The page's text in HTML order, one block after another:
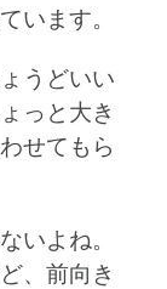
います。
うどいい
っと大き
せてもら
いよね。
、前向き